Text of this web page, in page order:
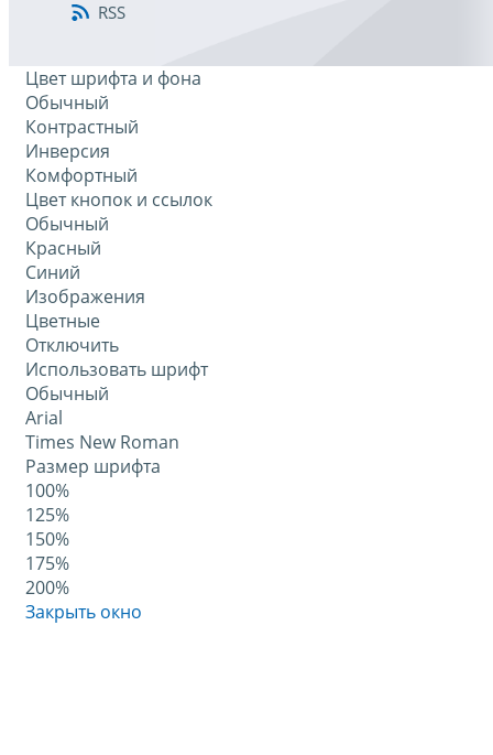
RSS
Цвет шрифта и фона
Обычный
Контрастный
Инверсия
Комфортный
Цвет кнопок и ссылок
Обычный
Красный
Синий
Изображения
Цветные
Отключить
Использовать шрифт
Обычный
Arial
Times New Roman
Размер шрифта
100%
125%
150%
175%
200%
Закрыть окно